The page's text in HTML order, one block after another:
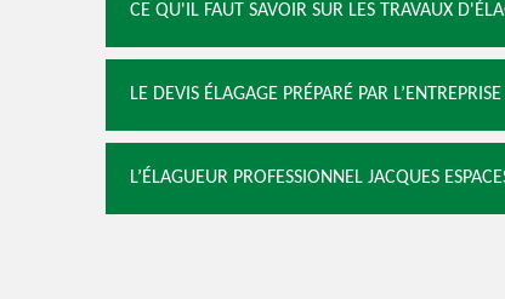
CE QU'IL FAUT SAVOIR SUR LES TRAVAUX
LE DEVIS ÉLAGAGE PRÉPARÉ PAR
L’ÉLAGUEUR PROFESSIONNEL JACQUES